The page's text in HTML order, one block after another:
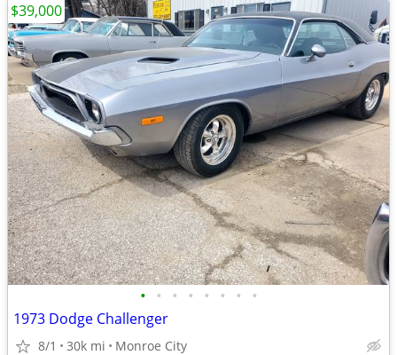
• • • • • • • •
1973 Dodge Challenger
8/1 30k mi Monroe City
$39,000